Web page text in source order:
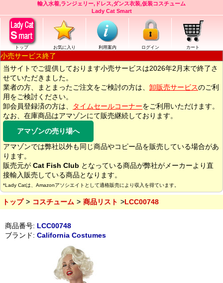
輸入水着,ランジェリー,ドレス,ダンス衣装,仮装コスチューム
Lady Cat Smart
トップ お気に入り 利用案内 ログイン カート
小売サービス終了
当サイトでご提供しております小売サービスは2026年2月末で終了さ
せていただきました。
業者の方、まとまったご注文をご検討の方は、 卸販売サービスのご利
用をご検討ください。
卸会員登録済の方は、
タイムセールコーナーをご利用いただけます。
なお、在庫商品はアマゾンにて販売継続しております。
アマゾンの売り場へ
アマゾンでは弊社以外も同じ商品やコピー品を販売している場合があ
ります。
販売元が Cat Fish Club となっている商品が弊社がメーカーより直
接輸入販売している商品となります。
*Lady Catは、Amazonアソシエイトとして適格販売により収入を得ています。
トップ コスチューム 商品リスト LCC00748
商品番号: LCC00748
ブランド: California Costumes